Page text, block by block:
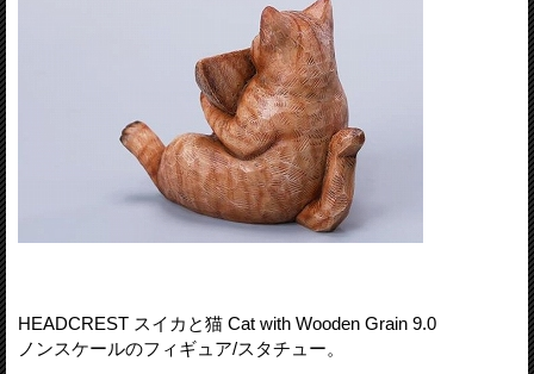
HEADCREST スイカと猫 Cat with Wooden Grain 9.0
ノンスケールのフィギュア/スタチュー。